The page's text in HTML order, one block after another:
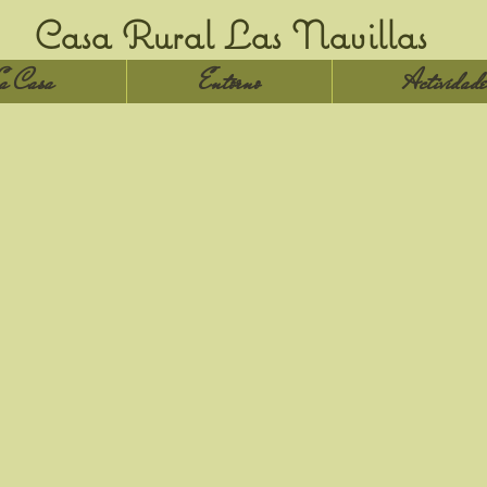
Casa Entorno
Casa Rural Las Navillas